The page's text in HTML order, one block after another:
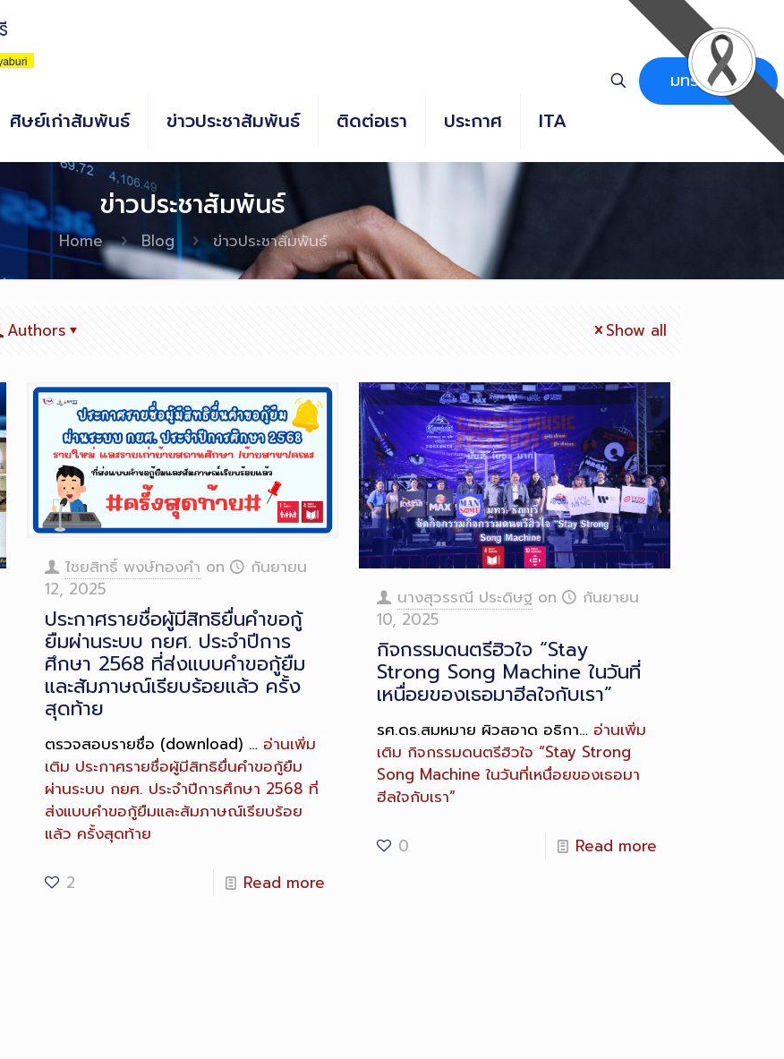
ศิษย์เก่าสัมพันธ์ ข่าวประชาสัมพันธ์ ติดต่อเรา ประกาศ ITA
มทร.ธัญบุรี
ข่าวประชาสัมพันธ์
Home Blog ข่าวประชาสัมพันธ์
Authors Show all
ไชยสิทธิ์ พงษ์ทองคำ on
กันยายน
12, 2025
ประกาศรายชื่อผู้มีสิทธิยื่นคำขอกู้
ยืมผ่านระบบ กยศ. ประจำปีการ
ศึกษา 2568 ที่ส่งแบบคำขอกู้ยืม
และสัมภาษณ์เรียบร้อยแล้ว ครั้ง
สุดท้าย
ตรวจสอบรายชื่อ (download) … อ่านเพิ่ม
เติม ประกาศรายชื่อผู้มีสิทธิยื่นคำขอกู้ยืม
ผ่านระบบ กยศ. ประจำปีการศึกษา 2568 ที่
ส่งแบบคำขอกู้ยืมและสัมภาษณ์เรียบร้อย
แล้ว ครั้งสุดท้าย
2 Read more
นางสุวรรณี ประดิษฐ on
กันยายน
10, 2025
กิจกรรมดนตรีฮิวใจ “Stay
Strong Song Machine ในวันที่
เหนื่อยของเธอมาฮีลใจกับเรา”
รศ.ดร.สมหมาย ผิวสอาด อธิกา… อ่านเพิ่ม
เติม กิจกรรมดนตรีฮิวใจ “Stay Strong
Song Machine ในวันที่เหนื่อยของเธอมา
ฮีลใจกับเรา”
0 Read more